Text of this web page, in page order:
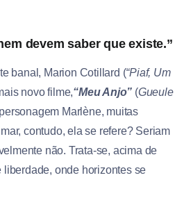
devem saber que existe.”
banal, Marion Cotillard (“Piaf, Um
novo filme,“Meu Anjo” (Gueule
Marlène, muitas
contudo, ela se refere? Seriam
não. Trata-se, acima de
liberdade, onde horizontes se